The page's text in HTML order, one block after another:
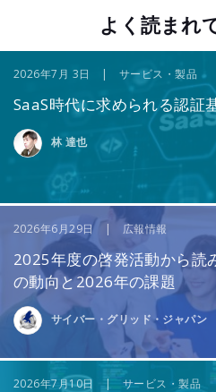
よく読まれ
2026年7月 3日 | サービス・製品
SaaS時代に求められる認証
林 達也
2026年6月29日 | 広報情報
2025年度の啓発活動から読
の動向と2026年の課題
サイバー・グリッド・ジャパン
2026年7月10日 | サービス・製品